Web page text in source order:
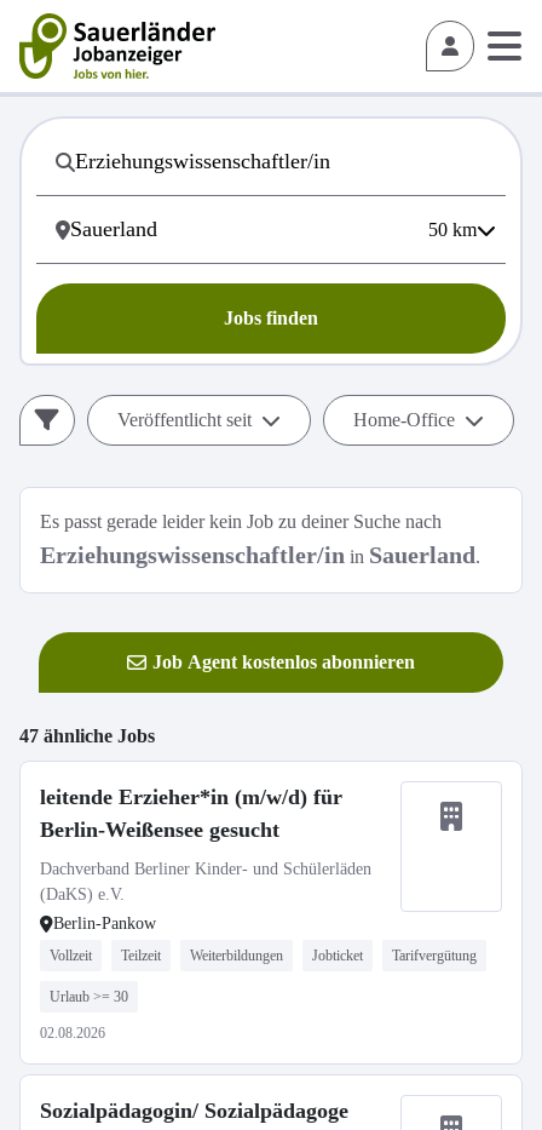
50 km
Jobs finden
Veröffentlicht seit Home-Office
Es passt gerade leider kein Job zu deiner Suche nach
Erziehungswissenschaftler/in in Sauerland.
Job Agent kostenlos abonnieren
47 ähnliche Jobs
leitende Erzieher*in (m/w/d) für
Berlin-Weißensee gesucht
Dachverband Berliner Kinder- und Schülerläden
(DaKS) e.V.
Berlin-Pankow
Vollzeit Teilzeit Weiterbildungen Jobticket Tarifvergütung
Urlaub >= 30
02.08.2026
Sozialpädagogin/ Sozialpädagoge